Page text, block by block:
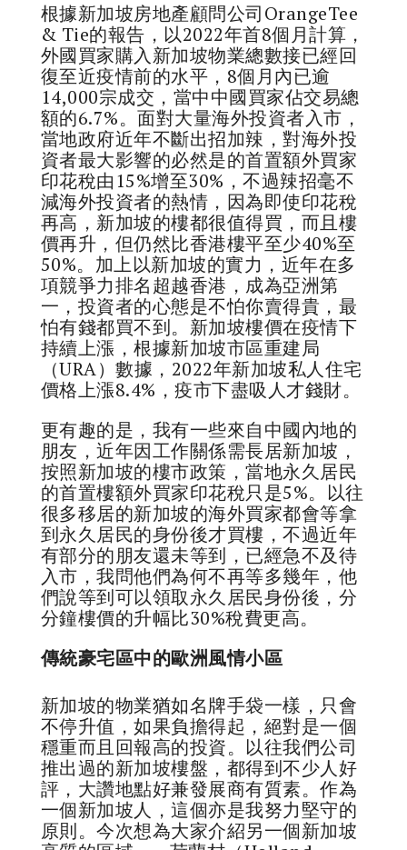
根據新加坡房地產顧問公司OrangeTee
& Tie的報告，以2022年首8個月計算，
外國買家購入新加坡物業總數接已經回
復至近疫情前的水平，8個月內已逾
14,000宗成交，當中中國買家佔交易總
額的6.7%。面對大量海外投資者入市，
當地政府近年不斷出招加辣，對海外投
資者最大影響的必然是的首置額外買家
印花稅由15%增至30%，不過辣招毫不
減海外投資者的熱情，因為即使印花稅
再高，新加坡的樓都很值得買，而且樓
價再升，但仍然比香港樓平至少40%至
50%。加上以新加坡的實力，近年在多
項競爭力排名超越香港，成為亞洲第
一，投資者的心態是不怕你賣得貴，最
怕有錢都買不到。新加坡樓價在疫情下
持續上漲，根據新加坡市區重建局
（URA）數據，2022年新加坡私人住宅
價格上漲8.4%，疫市下盡吸人才錢財。
更有趣的是，我有一些來自中國內地的
朋友，近年因工作關係需長居新加坡，
按照新加坡的樓市政策，當地永久居民
的首置樓額外買家印花稅只是5%。以往
很多移居的新加坡的海外買家都會等拿
到永久居民的身份後才買樓，不過近年
有部分的朋友還未等到，已經急不及待
入市，我問他們為何不再等多幾年，他
們說等到可以領取永久居民身份後，分
分鐘樓價的升幅比30%稅費更高。
傳統豪宅區中的歐洲風情小區
新加坡的物業猶如名牌手袋一樣，只會
不停升值，如果負擔得起，絕對是一個
穩重而且回報高的投資。以往我們公司
推出過的新加坡樓盤，都得到不少人好
評，大讚地點好兼發展商有質素。作為
一個新加坡人，這個亦是我努力堅守的
原則。今次想為大家介紹另一個新加坡